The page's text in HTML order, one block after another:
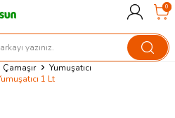
0
Çamaşır
Yumuşatıcı
1 Lt